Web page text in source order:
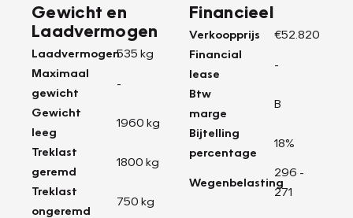
Gewicht en
Laadvermogen
Laadvermogen535 kg
Maximaal
gewicht
-
Gewicht
leeg
1960 kg
Treklast
geremd
1800 kg
Treklast
ongeremd
750 kg
Financieel
Verkoopprijs
€52.820
Financial
lease
-
Btw
marge
B
Bijtelling
percentage
18%
Wegenbelasting
296 -
271